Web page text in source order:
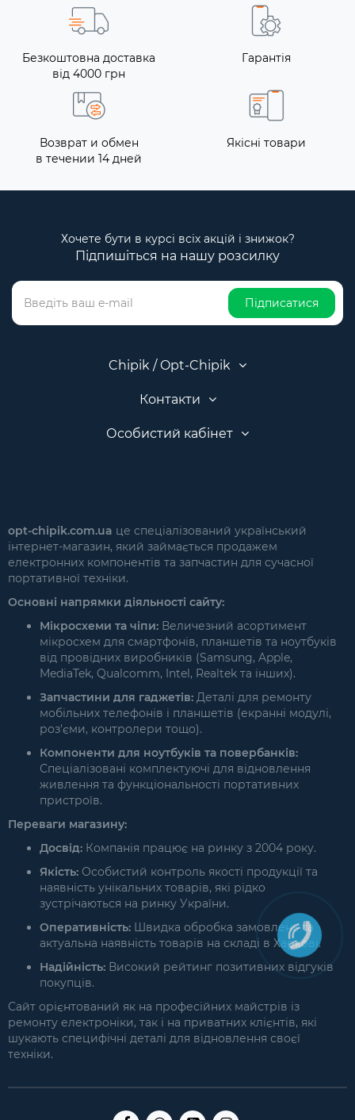
Безкоштовна доставка
від 4000 грн
Гарантія
Возврат и обмен
в течении 14 дней
Якісні товари
Хочете бути в курсі всіх акцій і знижок?
Підпишіться на нашу розсилку
Підписатися
Chipik / Opt-Chipik
Контакти
Особистий кабінет
opt-chipik.com.ua це спеціалізований український
інтернет-магазин, який займається продажем
електронних компонентів та запчастин для сучасної
портативної техніки.
Основні напрямки діяльності сайту:
Мікросхеми та чіпи: Величезний асортимент
мікросхем для смартфонів, планшетів та ноутбуків
від провідних виробників (Samsung, Apple,
MediaTek, Qualcomm, Intel, Realtek та інших).
Запчастини для гаджетів: Деталі для ремонту
мобільних телефонів і планшетів (екранні модулі,
роз'єми, контролери тощо).
Компоненти для ноутбуків та повербанків:
Спеціалізовані комплектуючі для відновлення
живлення та функціональності портативних
пристроїв.
Переваги магазину:
Досвід: Компанія працює на ринку з 2004 року.
Якість: Особистий контроль якості продукції та
наявність унікальних товарів, які рідко
зустрічаються на ринку України.
Оперативність: Швидка обробка замовлень та
актуальна наявність товарів на складі в Харкові.
Надійність: Високий рейтинг позитивних відгуків
покупців.
Сайт орієнтований як на професійних майстрів із
ремонту електроніки, так і на приватних клієнтів, які
шукають специфічні деталі для відновлення своєї
техніки.